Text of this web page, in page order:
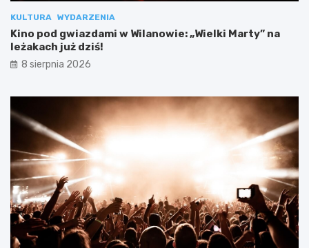
KULTURA WYDARZENIA
Kino pod gwiazdami w Wilanowie: „Wielki Marty” na
leżakach już dziś!
8 sierpnia 2026